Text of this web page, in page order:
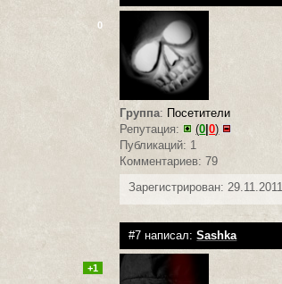
0
Группа: Посетители
Репутация:
(0|0)
Публикаций: 1
Комментариев: 79
Зарегистрирован: 29.11.2011
#7 написал:Sashka
+1